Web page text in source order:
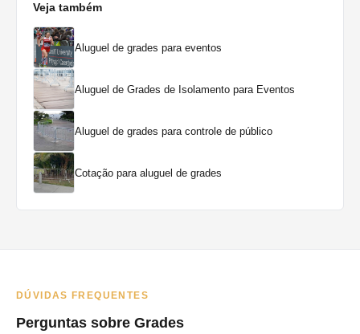
Veja também
Aluguel de grades para eventos
Aluguel de Grades de Isolamento para Eventos
Aluguel de grades para controle de público
Cotação para aluguel de grades
DÚVIDAS FREQUENTES
Perguntas sobre Grades